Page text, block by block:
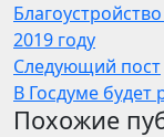
2019 году
Следующий пост
В Госдуме будет
Похожие